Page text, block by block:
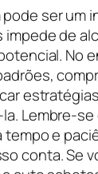
ser um
de
No
Lembre-se
tempo e
conta. Se